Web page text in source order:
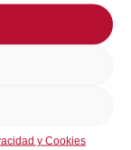
y Cookies